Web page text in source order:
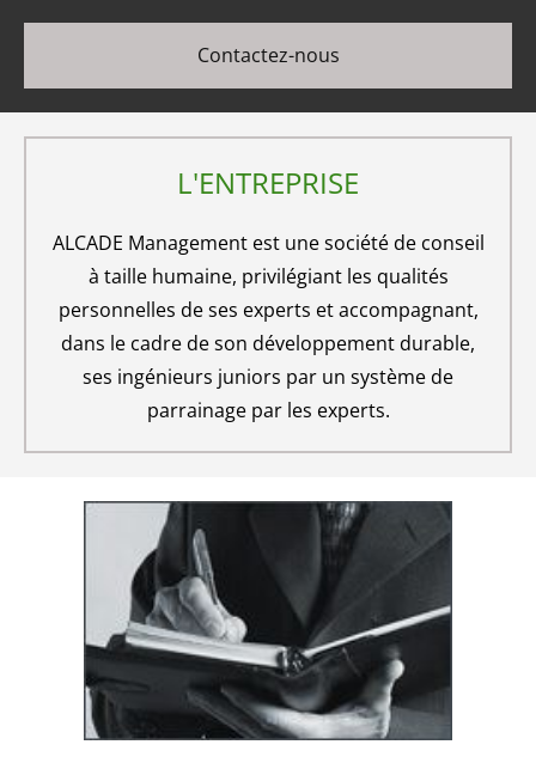
Contactez-nous
L'ENTREPRISE
ALCADE Management est une société de conseil
à taille humaine, privilégiant les qualités
personnelles de ses experts et accompagnant,
dans le cadre de son développement durable,
ses ingénieurs juniors par un système de
parrainage par les experts.